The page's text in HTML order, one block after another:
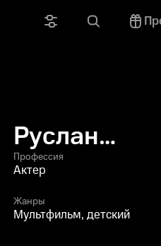
Руслан
Сафин
Профессия
Актер
Жанры
Мультфильм, детский